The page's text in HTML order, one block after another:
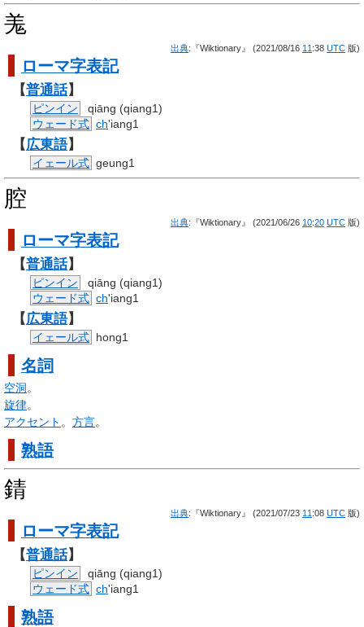
羗
出典:『Wiktionary』 (2021/08/16 11 :38 UTC 版)
ローマ字表記
【普通話】
ピンイン
qiāng (qiang1)
ウェード式 ch'iang1
【広東語】
イェール式 geung1
腔
出典:『Wiktionary』 (2021/06/26 10:20 UTC 版)
ローマ字表記
【普通話】
ピンイン
qiāng (qiang1)
ウェード式 ch'iang1
【広東語】
イェール式 hong1
名詞
空洞。
旋律。
アクセント 。 方言。
熟語
錆
出典:『Wiktionary』 (2021/07/23 11 :08 UTC 版)
ローマ字表記
【普通話】
ピンイン
qiāng (qiang1)
ウェード式 ch'iang1
熟語